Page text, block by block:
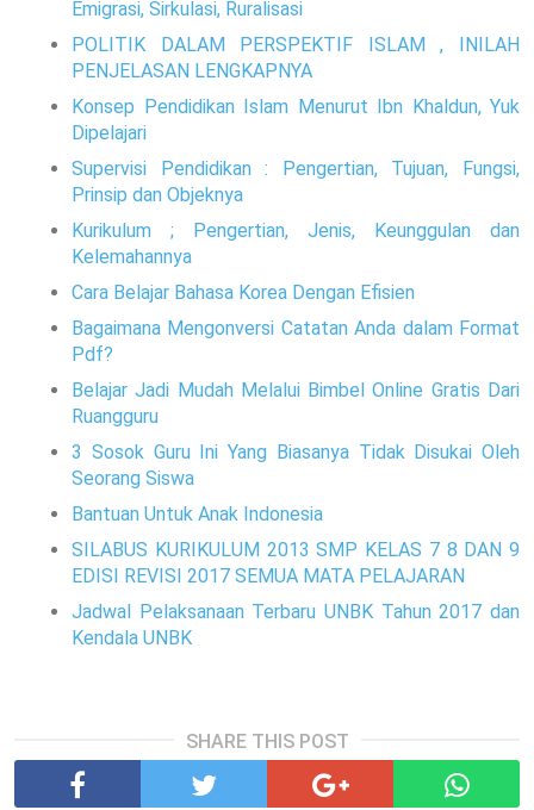
Emigrasi, Sirkulasi, Ruralisasi
POLITIK DALAM PERSPEKTIF ISLAM , INILAH
PENJELASAN LENGKAPNYA
Konsep Pendidikan Islam Menurut Ibn Khaldun, Yuk
Dipelajari
Supervisi Pendidikan : Pengertian, Tujuan, Fungsi,
Prinsip dan Objeknya
Kurikulum ; Pengertian, Jenis, Keunggulan dan
Kelemahannya
Cara Belajar Bahasa Korea Dengan Efisien
Bagaimana Mengonversi Catatan Anda dalam Format
Pdf?
Belajar Jadi Mudah Melalui Bimbel Online Gratis Dari
Ruangguru
3 Sosok Guru Ini Yang Biasanya Tidak Disukai Oleh
Seorang Siswa
Bantuan Untuk Anak Indonesia
SILABUS KURIKULUM 2013 SMP KELAS 7 8 DAN 9
EDISI REVISI 2017 SEMUA MATA PELAJARAN
Jadwal Pelaksanaan Terbaru UNBK Tahun 2017 dan
Kendala UNBK
SHARE THIS POST